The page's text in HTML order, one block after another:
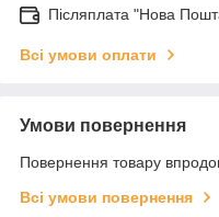
Післяплата "Нова
Всі умови оплати
Умови повернення
Повернення товару
Всі умови повернення